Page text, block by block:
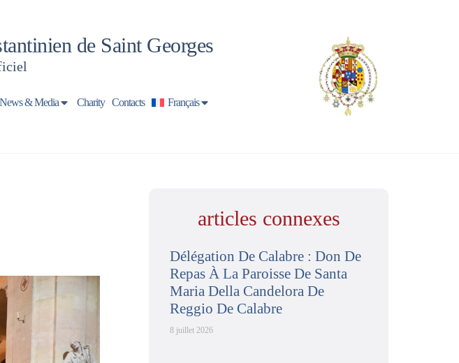
de Saint Georges
News & Media Charity Contacts Français
articles connexes
Délégation De Calabre : Don De
Repas À La Paroisse De Santa
Maria Della Candelora De
Reggio De Calabre
8 juillet 2026